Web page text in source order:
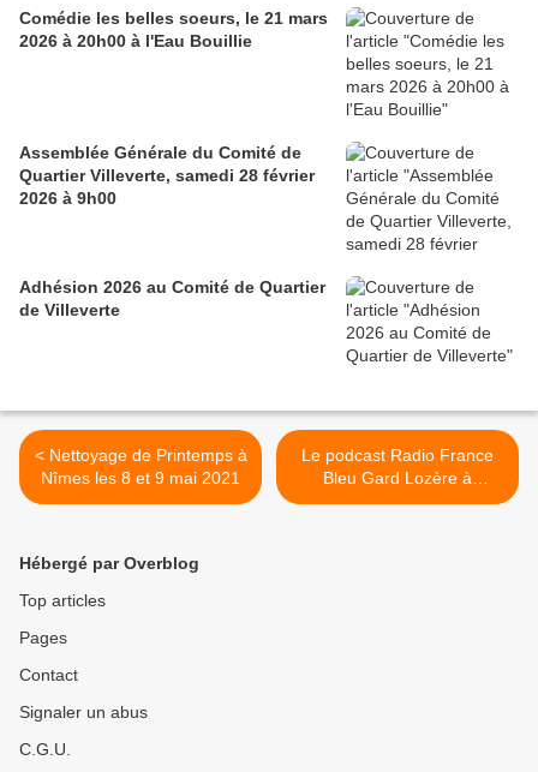
Comédie les belles soeurs, le 21 mars
2026 à 20h00 à l'Eau Bouillie
Assemblée Générale du Comité de
Quartier Villeverte, samedi 28 février
2026 à 9h00
Adhésion 2026 au Comité de Quartier
de Villeverte
< Nettoyage de Printemps à
Nîmes les 8 et 9 mai 2021
Le podcast Radio France
Bleu Gard Lozère à
Villeverte >
Hébergé par Overblog
Top articles
Pages
Contact
Signaler un abus
C.G.U.